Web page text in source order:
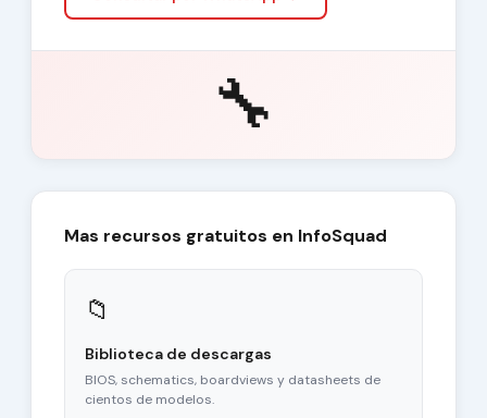
🔧
Mas recursos gratuitos en InfoSquad
📁
Biblioteca de descargas
BIOS, schematics, boardviews y datasheets de
cientos de modelos.